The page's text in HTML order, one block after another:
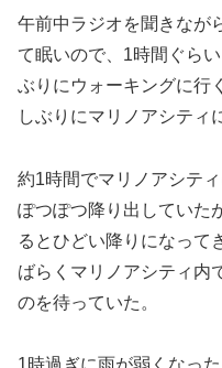
午前中ラジオを聞きなが
て眠いので、1時間ぐら
ぶりにウォーキングに行
しぶりにマリノアシティ
約1時間でマリノアシテ
ぽつぽつ降り出していた
るとひどい降りになって
ばらくマリノアシティ内
のを待っていた。